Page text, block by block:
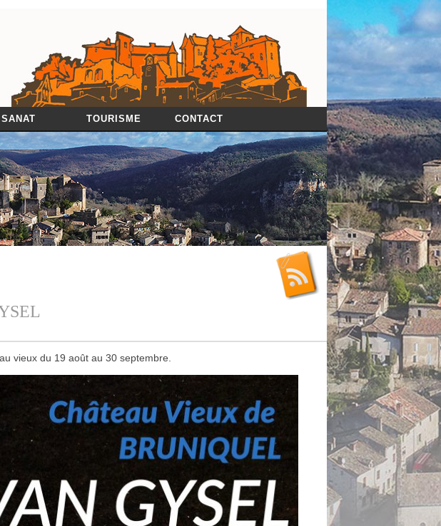
TOURISME CONTACT
vieux du 19 août au 30 septembre.